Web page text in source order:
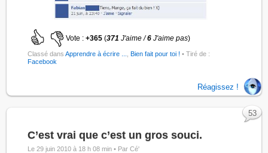
Vote :+365 (371J'aime /6 J'aime pas)
Classé dansApprendre à écrire ..., Bien fait pour toi ! • Tiré de :
Facebook
Réagissez !
C’est vrai que c’est un gros souci.
Le 29 juin 2010 à 18 h 08 min • Par Cé'
53